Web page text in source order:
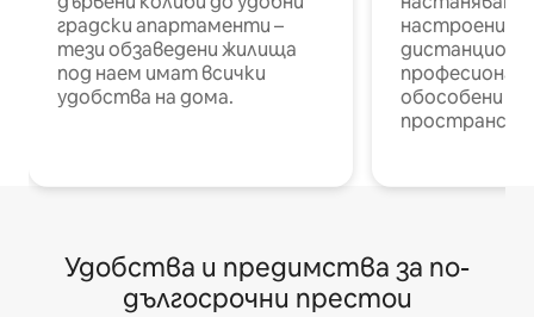
градски апартаменти –
тези обзаведени жилища
под наем имат всички
удобства на дома.
настроени и
обособени
Удобства и предимства за по-
дългосрочни престои